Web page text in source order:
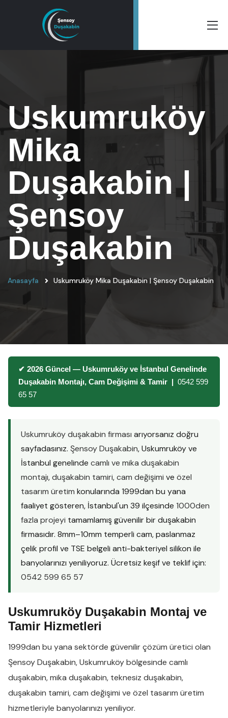
Uskumruköy
Mika
Duşakabin |
Şensoy
Duşakabin
Anasayfa Uskumruköy Mika Duşakabin | Şensoy Duşakabin
✔ 2026 Güncel — Uskumruköy ve İstanbul Genelinde
Duşakabin Montajı, Cam Değişimi & Tamir | 0542 599
65 57
Uskumruköy duşakabin firması arıyorsanız doğru
sayfadasınız. Şensoy Duşakabin, Uskumruköy ve
İstanbul genelinde camlı ve mika duşakabin
montajı,duşakabin tamiri,cam değişimi ve özel
tasarım üretim konularında 1999dan bu yana
faaliyet gösteren, İstanbul'un 39 ilçesinde 1000den
fazla projeyi tamamlamış güvenilir bir duşakabin
firmasıdır. 8mm–10mm temperli cam, paslanmaz
çelik profil ve TSE belgeli anti-bakteriyel silikon ile
banyolarınızı yeniliyoruz. Ücretsiz keşif ve teklif için:
0542 599 65 57
Uskumruköy Duşakabin Montaj ve
Tamir Hizmetleri
1999dan bu yana sektörde güvenilir çözüm üretici olan
Şensoy Duşakabin,Uskumruköybölgesinde camlı
duşakabin,mika duşakabin, teknesiz duşakabin,
duşakabin tamiri,cam değişimi ve özel tasarım üretim
hizmetleriyle banyolarınızı yeniliyor.